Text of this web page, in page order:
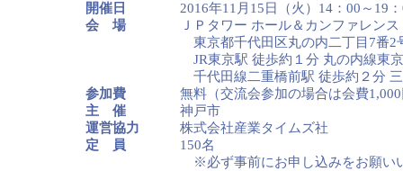
開催日
2016年11月15日（火）14：00～19
会 場
ＪＰタワー ホール＆カンファレンス
東京都千代田区丸の内二丁目7番
JR東京駅 徒歩約１分 丸の内線東
千代田線二重橋前駅 徒歩約２分
参加費
無料（交流会参加の場合は会費
主 催
神戸市
運営協力
株式会社産業タイムズ社
定 員
150名
※必ず事前にお申し込みをお願い